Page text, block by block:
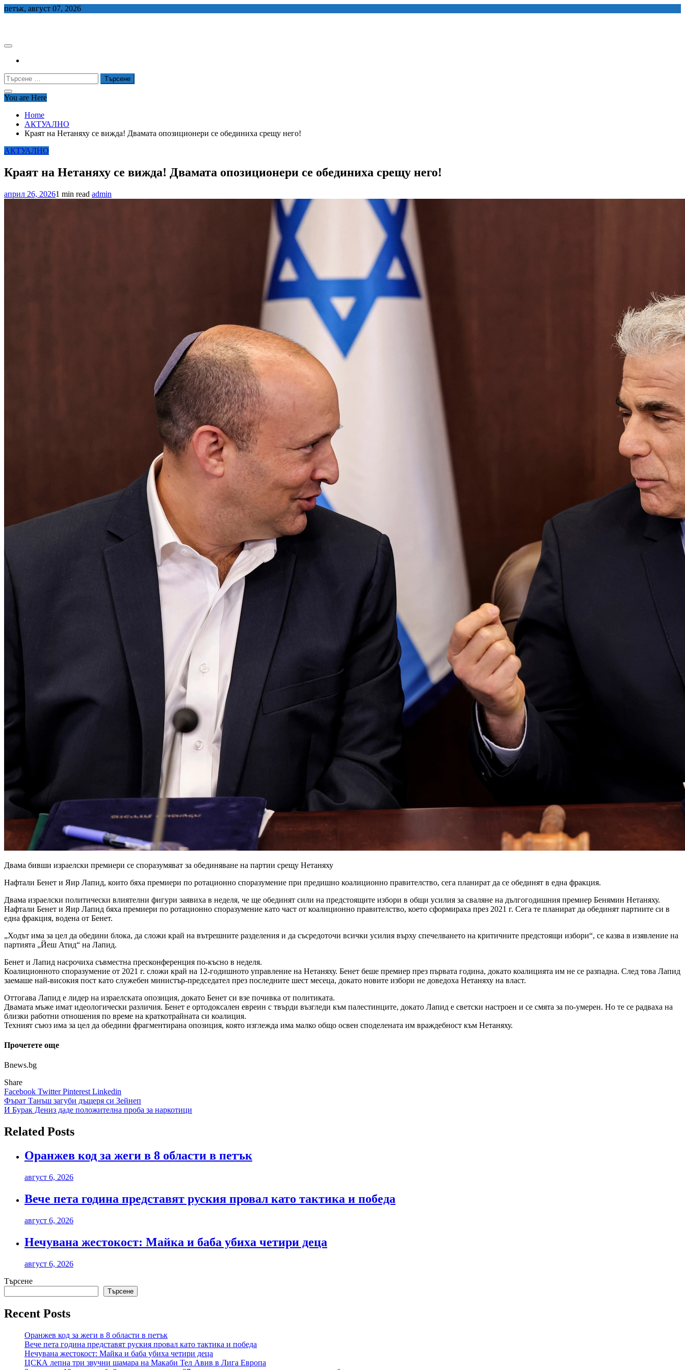
Skip
петък, август 07, 2026
Търсене
за:
You are Here
Home
АКТУАЛНО
Краят на Нетаняху се вижда! Двамата опозиционери се обединиха срещу него!
АКТУАЛНО
Краят на Нетаняху се вижда! Двамата опозиционери се обединиха срещу него!
април 26, 20261 min read admin
Двама бивши израелски премиери се споразумяват за обединяване на партии срещу Нетаняху
Нафтали Бенет и Яир Лапид, които бяха премиери по ротационно споразумение при предишно коалиционно правителство, сега планират да се обединят в една фракция.
Двама израелски политически влиятелни фигури заявиха в неделя, че ще обединят сили на предстоящите избори в общи усилия за сваляне на дългогодишния премиер Бенямин Нетаняху.
Нафтали Бенет и Яир Лапид бяха премиери по ротационно споразумение като част от коалиционно правителство, което сформираха през 2021 г. Сега те планират да обединят партиите си в
една фракция, водена от Бенет.
„Ходът има за цел да обедини блока, да сложи край на вътрешните разделения и да съсредоточи всички усилия върху спечелването на критичните предстоящи избори“, се казва в изявление на
партията „Йеш Атид“ на Лапид.
Бенет и Лапид насрочиха съвместна пресконференция по-късно в неделя.
Коалиционното споразумение от 2021 г. сложи край на 12-годишното управление на Нетаняху. Бенет беше премиер през първата година, докато коалицията им не се разпадна. След това Лапид
заемаше най-високия пост като служебен министър-председател през последните шест месеца, докато новите избори не доведоха Нетаняху на власт.
Оттогава Лапид е лидер на израелската опозиция, докато Бенет си взе почивка от политиката.
Двамата мъже имат идеологически различия. Бенет е ортодоксален евреин с твърди възгледи към палестинците, докато Лапид е светски настроен и се смята за по-умерен. Но те се радваха на
близки работни отношения по време на краткотрайната си коалиция.
Техният съюз има за цел да обедини фрагментирана опозиция, която изглежда има малко общо освен споделената им враждебност към Нетаняху.
Прочетете още
Bnews.bg
Share
Facebook TwitterPinterest Linkedin
Навигация
Фърат Танъш загуби дъщеря си Зейнеп
И Бурак Дениз даде положителна проба за наркотици
Related Posts
Оранжев код за жеги в 8 области в петък
август 6, 2026
Вече пета година представят руския провал като тактика и победа
август 6, 2026
Нечувана жестокост: Майка и баба убиха четири деца
август 6, 2026
Търсене
Търсене
Recent Posts
Оранжев код за жеги в 8 области в петък
Вече пета година представят руския провал като тактика и победа
Нечувана жестокост: Майка и баба убиха четири деца
ЦСКА лепна три звучни шамара на Макаби Тел Авив в Лига Европа